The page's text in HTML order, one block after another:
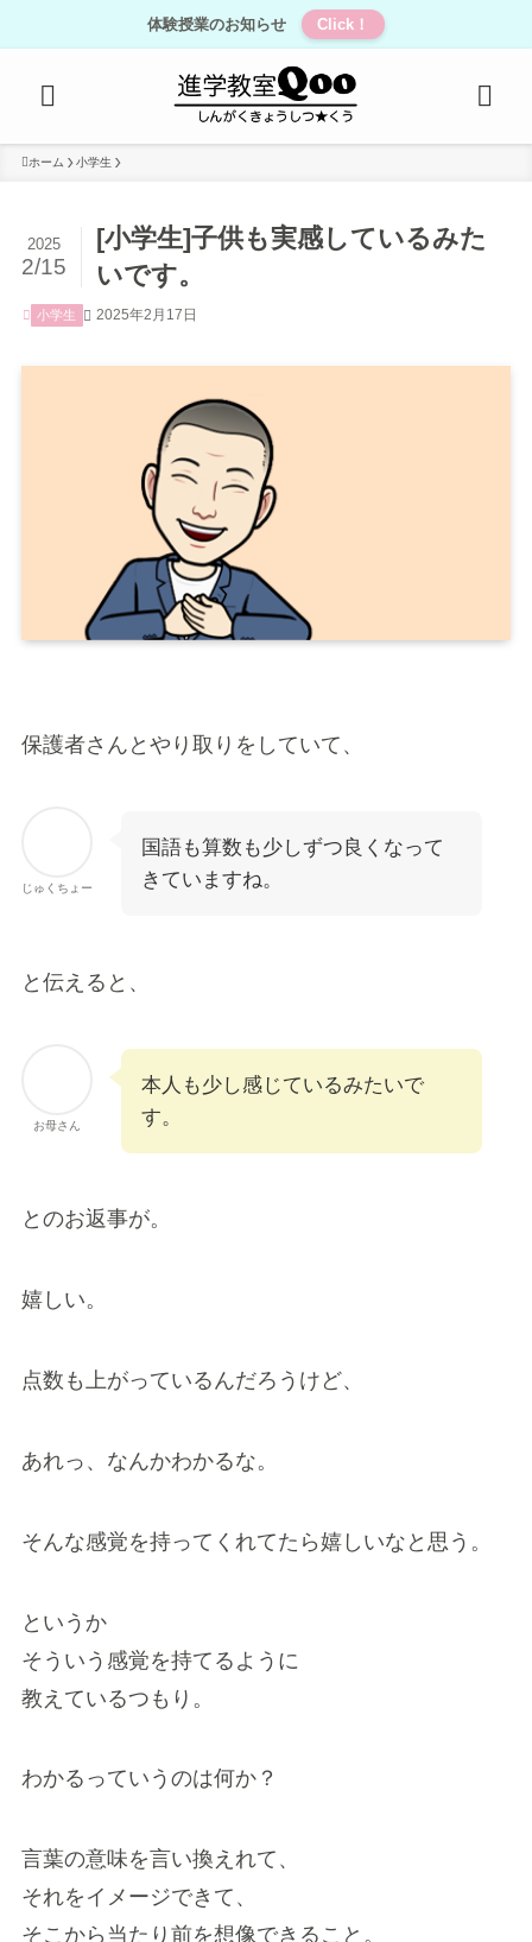
体験授業のお知らせ Click！
ホーム 小学生
[小学生]子供も実感しているみた
いです。
2025
2/15
小学生 2025年2月17日
保護者さんとやり取りをしていて、
じゅくちょー
国語も算数も少しずつ良くなって
きていますね。
と伝えると、
お母さん
本人も少し感じているみたいで
す。
とのお返事が。
嬉しい。
点数も上がっているんだろうけど、
あれっ、なんかわかるな。
そんな感覚を持ってくれてたら嬉しいなと思う。
というか
そういう感覚を持てるように
教えているつもり。
わかるっていうのは何か？
言葉の意味を言い換えれて、
それをイメージできて、
そこから当たり前を想像できること。